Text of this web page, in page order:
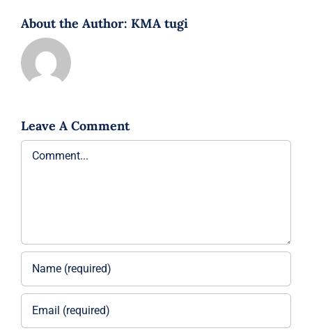
About the Author: KMA tugi
Leave A Comment
Comment